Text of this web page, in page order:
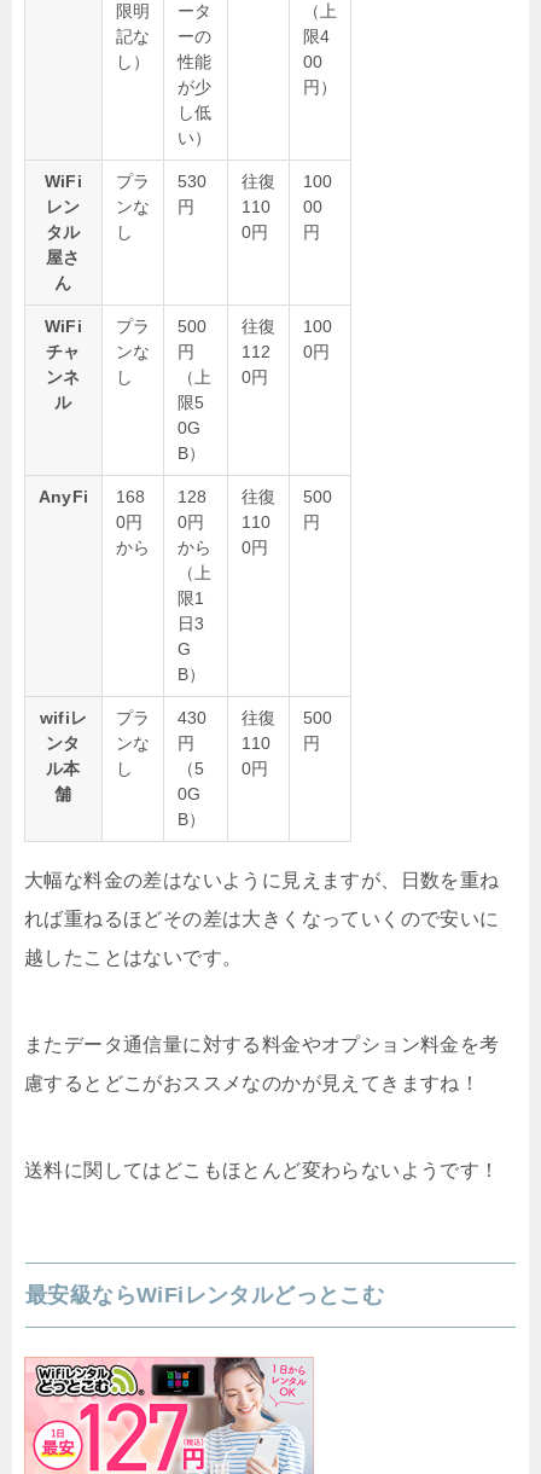
限明
記な
し）
ータ
ーの
性能
が少
し低
い）
（上
限4
00
円）
WiFi
レン
タル
屋さ
ん
プラ
ンな
し
530
円
往復
110
0円
100
00
円
WiFi
チャ
ンネ
ル
プラ
ンな
し
500
円
（上
限5
0G
B）
往復
112
0円
100
0円
AnyFi
168
0円
から
128
0円
から
（上
限1
日3
G
B）
往復
110
0円
500
円
wifiレ
ンタ
ル本
舗
プラ
ンな
し
430
円
（5
0G
B）
往復
110
0円
500
円
大幅な料金の差はないように見えますが、日数を重ね
れば重ねるほどその差は大きくなっていくので安いに
越したことはないです。
またデータ通信量に対する料金やオプション料金を考
慮するとどこがおススメなのかが見えてきますね！
送料に関してはどこもほとんど変わらないようです！
最安級ならWiFiレンタルどっとこむ